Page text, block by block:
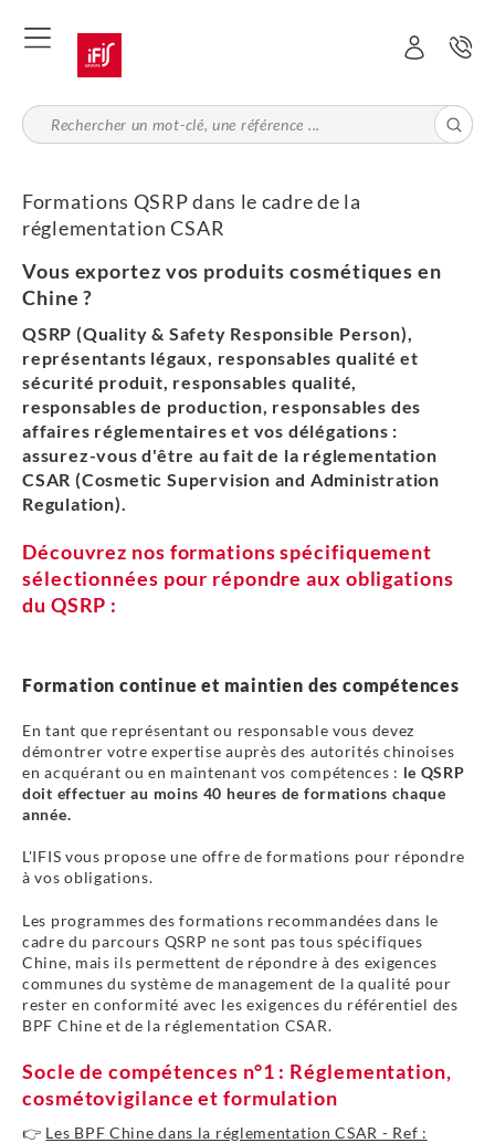
au
principal
Formations QSRP dans le cadre de la
réglementation CSAR
Vous exportez vos produits cosmétiques en
Chine ?
QSRP (Quality & Safety Responsible Person),
représentants légaux, responsables qualité et
sécurité produit, responsables qualité,
responsables de production, responsables des
affaires réglementaires et vos délégations :
assurez-vous d'être au fait de la réglementation
CSAR (Cosmetic Supervision and Administration
Regulation).
Découvrez nos formations spécifiquement
sélectionnées pour répondre aux obligations
du QSRP :
Formation continue et maintien des compétences
En tant que représentant ou responsable vous devez
démontrer votre expertise auprès des autorités chinoises
en acquérant ou en maintenant vos compétences : le QSRP
doit effectuer au moins 40 heures de formations chaque
année.
L'IFIS vous propose une offre de formations pour répondre
à vos obligations.
Les programmes des formations recommandées dans le
cadre du parcours QSRP ne sont pas tous spécifiques
Chine, mais ils permettent de répondre à des exigences
communes du système de management de la qualité pour
rester en conformité avec les exigences du référentiel des
BPF Chine et de la réglementation CSAR.
Socle de compétences n°1 : Réglementation,
cosmétovigilance et formulation
👉 Les BPF Chine dans la réglementation CSAR - Ref :